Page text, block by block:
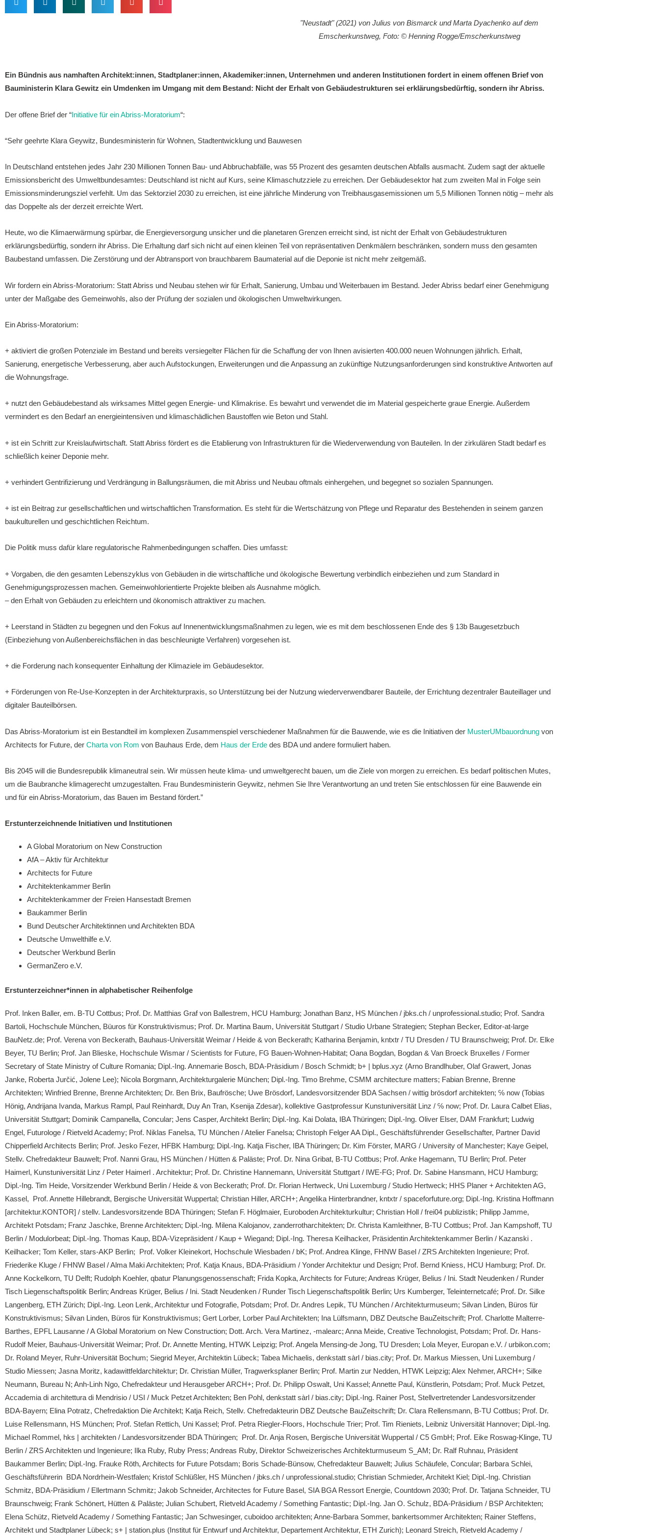
"Neustadt" (2021) von Julius von Bismarck und Marta Dyachenko auf dem
Emscherkunstweg, Foto: © Henning Rogge/Emscherkunstweg
Ein Bündnis aus namhaften Architekt:innen, Stadtplaner:innen, Akademiker:innen, Unternehmen und anderen Institutionen fordert in einem offenen Brief von
Bauministerin Klara Gewitz ein Umdenken im Umgang mit dem Bestand: Nicht der Erhalt von Gebäudestrukturen sei erklärungsbedürftig, sondern ihr Abriss.
Der offene Brief der “Initiative für ein Abriss-Moratorium“:
“Sehr geehrte Klara Geywitz, Bundesministerin für Wohnen, Stadtentwicklung und Bauwesen
In Deutschland entstehen jedes Jahr 230 Millionen Tonnen Bau- und Abbruchabfälle, was 55 Prozent des gesamten deutschen Abfalls ausmacht. Zudem sagt der aktuelle
Emissionsbericht des Umweltbundesamtes: Deutschland ist nicht auf Kurs, seine Klimaschutzziele zu erreichen. Der Gebäudesektor hat zum zweiten Mal in Folge sein
Emissionsminderungsziel verfehlt. Um das Sektorziel 2030 zu erreichen, ist eine jährliche Minderung von Treibhausgasemissionen um 5,5 Millionen Tonnen nötig – mehr als
das Doppelte als der derzeit erreichte Wert.
Heute, wo die Klimaerwärmung spürbar, die Energieversorgung unsicher und die planetaren Grenzen erreicht sind, ist nicht der Erhalt von Gebäudestrukturen
erklärungsbedürftig, sondern ihr Abriss. Die Erhaltung darf sich nicht auf einen kleinen Teil von repräsentativen Denkmälern beschränken, sondern muss den gesamten
Baubestand umfassen. Die Zerstörung und der Abtransport von brauchbarem Baumaterial auf die Deponie ist nicht mehr zeitgemäß.
Wir fordern ein Abriss-Moratorium: Statt Abriss und Neubau stehen wir für Erhalt, Sanierung, Umbau und Weiterbauen im Bestand. Jeder Abriss bedarf einer Genehmigung
unter der Maßgabe des Gemeinwohls, also der Prüfung der sozialen und ökologischen Umweltwirkungen.
Ein Abriss-Moratorium:
+ aktiviert die großen Potenziale im Bestand und bereits versiegelter Flächen für die Schaffung der von Ihnen avisierten 400.000 neuen Wohnungen jährlich. Erhalt,
Sanierung, energetische Verbesserung, aber auch Aufstockungen, Erweiterungen und die Anpassung an zukünftige Nutzungsanforderungen sind konstruktive Antworten auf
die Wohnungsfrage.
+ nutzt den Gebäudebestand als wirksames Mittel gegen Energie- und Klimakrise. Es bewahrt und verwendet die im Material gespeicherte graue Energie. Außerdem
vermindert es den Bedarf an energieintensiven und klimaschädlichen Baustoffen wie Beton und Stahl.
+ ist ein Schritt zur Kreislaufwirtschaft. Statt Abriss fördert es die Etablierung von Infrastrukturen für die Wiederverwendung von Bauteilen. In der zirkulären Stadt bedarf es
schließlich keiner Deponie mehr.
+ verhindert Gentrifizierung und Verdrängung in Ballungsräumen, die mit Abriss und Neubau oftmals einhergehen, und begegnet so sozialen Spannungen.
+ ist ein Beitrag zur gesellschaftlichen und wirtschaftlichen Transformation. Es steht für die Wertschätzung von Pflege und Reparatur des Bestehenden in seinem ganzen
baukulturellen und geschichtlichen Reichtum.
Die Politik muss dafür klare regulatorische Rahmenbedingungen schaffen. Dies umfasst:
+ Vorgaben, die den gesamten Lebenszyklus von Gebäuden in die wirtschaftliche und ökologische Bewertung verbindlich einbeziehen und zum Standard in
Genehmigungsprozessen machen. Gemeinwohlorientierte Projekte bleiben als Ausnahme möglich.
– den Erhalt von Gebäuden zu erleichtern und ökonomisch attraktiver zu machen.
+ Leerstand in Städten zu begegnen und den Fokus auf Innenentwicklungsmaßnahmen zu legen, wie es mit dem beschlossenen Ende des § 13b Baugesetzbuch
(Einbeziehung von Außenbereichsflächen in das beschleunigte Verfahren) vorgesehen ist.
+ die Forderung nach konsequenter Einhaltung der Klimaziele im Gebäudesektor.
+ Förderungen von Re-Use-Konzepten in der Architekturpraxis, so Unterstützung bei der Nutzung wiederverwendbarer Bauteile, der Errichtung dezentraler Bauteillager und
digitaler Bauteilbörsen.
Das Abriss-Moratorium ist ein Bestandteil im komplexen Zusammenspiel verschiedener Maßnahmen für die Bauwende, wie es die Initiativen der MusterUMbauordnung von
Architects for Future, der Charta von Rom von Bauhaus Erde, dem Haus der Erde des BDA und andere formuliert haben.
Bis 2045 will die Bundesrepublik klimaneutral sein. Wir müssen heute klima- und umweltgerecht bauen, um die Ziele von morgen zu erreichen. Es bedarf politischen Mutes,
um die Baubranche klimagerecht umzugestalten. Frau Bundesministerin Geywitz, nehmen Sie Ihre Verantwortung an und treten Sie entschlossen für eine Bauwende ein
und für ein Abriss-Moratorium, das Bauen im Bestand fördert.”
Erstunterzeichnende Initiativen und Institutionen
A Global Moratorium on New Construction
AfA – Aktiv für Architektur
Architects for Future
Architektenkammer Berlin
Architektenkammer der Freien Hansestadt Bremen
Baukammer Berlin
Bund Deutscher Architektinnen und Architekten BDA
Deutsche Umwelthilfe e.V.
Deutscher Werkbund Berlin
GermanZero e.V.
Erstunterzeichner*innen in alphabetischer Reihenfolge
Prof. Inken Baller, em. B-TU Cottbus; Prof. Dr. Matthias Graf von Ballestrem, HCU Hamburg; Jonathan Banz, HS München / jbks.ch / unprofessional.studio; Prof. Sandra
Bartoli, Hochschule München, Büuros für Konstruktivismus; Prof. Dr. Martina Baum, Universität Stuttgart / Studio Urbane Strategien; Stephan Becker, Editor-at-large
BauNetz.de; Prof. Verena von Beckerath, Bauhaus-Universität Weimar / Heide & von Beckerath; Katharina Benjamin, kntxtr / TU Dresden / TU Braunschweig; Prof. Dr. Elke
Beyer, TU Berlin; Prof. Jan Blieske, Hochschule Wismar / Scientists for Future, FG Bauen-Wohnen-Habitat; Oana Bogdan, Bogdan & Van Broeck Bruxelles / Former
Secretary of State Ministry of Culture Romania; Dipl.-Ing. Annemarie Bosch, BDA-Präsidium / Bosch Schmidt; b+ | bplus.xyz (Arno Brandlhuber, Olaf Grawert, Jonas
Janke, Roberta Jurčić, Jolene Lee); Nicola Borgmann, Architekturgalerie München; Dipl.-Ing. Timo Brehme, CSMM architecture matters; Fabian Brenne, Brenne
Architekten; Winfried Brenne, Brenne Architekten; Dr. Ben Brix, Baufrösche; Uwe Brösdorf, Landesvorsitzender BDA Sachsen / wittig brösdorf architekten; ℅ now (Tobias
Hönig, Andrijana Ivanda, Markus Rampl, Paul Reinhardt, Duy An Tran, Ksenija Zdesar), kollektive Gastprofessur Kunstuniversität Linz / ℅ now; Prof. Dr. Laura Calbet Elias,
Universität Stuttgart; Dominik Campanella, Concular; Jens Casper, Architekt Berlin; Dipl.-Ing. Kai Dolata, IBA Thüringen; Dipl.-Ing. Oliver Elser, DAM Frankfurt; Ludwig
Engel, Futurologe / Rietveld Academy; Prof. Niklas Fanelsa, TU München / Atelier Fanelsa; Christoph Felger AA Dipl., Geschäftsführender Gesellschafter, Partner David
Chipperfield Architects Berlin; Prof. Jesko Fezer, HFBK Hamburg; Dipl.-Ing. Katja Fischer, IBA Thüringen; Dr. Kim Förster, MARG / University of Manchester; Kaye Geipel,
Stellv. Chefredakteur Bauwelt; Prof. Nanni Grau, HS München / Hütten & Paläste; Prof. Dr. Nina Gribat, B-TU Cottbus; Prof. Anke Hagemann, TU Berlin; Prof. Peter
Haimerl, Kunstuniversität Linz / Peter Haimerl . Architektur; Prof. Dr. Christine Hannemann, Universität Stuttgart / IWE-FG; Prof. Dr. Sabine Hansmann, HCU Hamburg;
Dipl.-Ing. Tim Heide, Vorsitzender Werkbund Berlin / Heide & von Beckerath; Prof. Dr. Florian Hertweck, Uni Luxemburg / Studio Hertweck; HHS Planer + Architekten AG,
Kassel, Prof. Annette Hillebrandt, Bergische Universität Wuppertal; Christian Hiller, ARCH+; Angelika Hinterbrandner, kntxtr / spaceforfuture.org; Dipl.-Ing. Kristina Hoffmann
[architektur.KONTOR] / stellv. Landesvorsitzende BDA Thüringen; Stefan F. Höglmaier, Euroboden Architekturkultur; Christian Holl / frei04 publizistik; Philipp Jamme,
Architekt Potsdam; Franz Jaschke, Brenne Architekten; Dipl.-Ing. Milena Kalojanov, zanderrotharchitekten; Dr. Christa Kamleithner, B-TU Cottbus; Prof. Jan Kampshoff, TU
Berlin / Modulorbeat; Dipl.-Ing. Thomas Kaup, BDA-Vizepräsident / Kaup + Wiegand; Dipl.-Ing. Theresa Keilhacker, Präsidentin Architektenkammer Berlin / Kazanski .
Keilhacker; Tom Keller, stars-AKP Berlin; Prof. Volker Kleinekort, Hochschule Wiesbaden / bK; Prof. Andrea Klinge, FHNW Basel / ZRS Architekten Ingenieure; Prof.
Friederike Kluge / FHNW Basel / Alma Maki Architekten; Prof. Katja Knaus, BDA-Präsidium / Yonder Architektur und Design; Prof. Bernd Kniess, HCU Hamburg; Prof. Dr.
Anne Kockelkorn, TU Delft; Rudolph Koehler, qbatur Planungsgenossenschaft; Frida Kopka, Architects for Future; Andreas Krüger, Belius / Ini. Stadt Neudenken / Runder
Tisch Liegenschaftspolitik Berlin; Andreas Krüger, Belius / Ini. Stadt Neudenken / Runder Tisch Liegenschaftspolitik Berlin; Urs Kumberger, Teleinternetcafé; Prof. Dr. Silke
Langenberg, ETH Zürich; Dipl.-Ing. Leon Lenk, Architektur und Fotografie, Potsdam; Prof. Dr. Andres Lepik, TU München / Architekturmuseum; Silvan Linden, Büros für
Konstruktivismus; Silvan Linden, Büros für Konstruktivismus; Gert Lorber, Lorber Paul Architekten; Ina Lülfsmann, DBZ Deutsche BauZeitschrift; Prof. Charlotte Malterre-
Barthes, EPFL Lausanne / A Global Moratorium on New Construction; Dott. Arch. Vera Martinez, -malearc; Anna Meide, Creative Technologist, Potsdam; Prof. Dr. Hans-
Rudolf Meier, Bauhaus-Universität Weimar; Prof. Dr. Annette Menting, HTWK Leipzig; Prof. Angela Mensing-de Jong, TU Dresden; Lola Meyer, Europan e.V. / urbikon.com;
Dr. Roland Meyer, Ruhr-Universität Bochum; Siegrid Meyer, Architektin Lübeck; Tabea Michaelis, denkstatt sàrl / bias.city; Prof. Dr. Markus Miessen, Uni Luxemburg /
Studio Miessen; Jasna Moritz, kadawittfeldarchitektur; Dr. Christian Müller, Tragwerksplaner Berlin; Prof. Martin zur Nedden, HTWK Leipzig; Alex Nehmer, ARCH+; Silke
Neumann, Bureau N; Anh-Linh Ngo, Chefredakteur und Herausgeber ARCH+; Prof. Dr. Philipp Oswalt, Uni Kassel; Annette Paul, Künstlerin, Potsdam; Prof. Muck Petzet,
Accademia di architettura di Mendrisio / USI / Muck Petzet Architekten; Ben Pohl, denkstatt sàrl / bias.city; Dipl.-Ing. Rainer Post, Stellvertretender Landesvorsitzender
BDA-Bayern; Elina Potratz, Chefredaktion Die Architekt; Katja Reich, Stellv. Chefredakteurin DBZ Deutsche BauZeitschrift; Dr. Clara Rellensmann, B-TU Cottbus; Prof. Dr.
Luise Rellensmann, HS München; Prof. Stefan Rettich, Uni Kassel; Prof. Petra Riegler-Floors, Hochschule Trier; Prof. Tim Rieniets, Leibniz Universität Hannover; Dipl.-Ing.
Michael Rommel, hks | architekten / Landesvorsitzender BDA Thüringen; Prof. Dr. Anja Rosen, Bergische Universität Wuppertal / C5 GmbH; Prof. Eike Roswag-Klinge, TU
Berlin / ZRS Architekten und Ingenieure; Ilka Ruby, Ruby Press; Andreas Ruby, Direktor Schweizerisches Architekturmuseum S_AM; Dr. Ralf Ruhnau, Präsident
Baukammer Berlin; Dipl.-Ing. Frauke Röth, Architects for Future Potsdam; Boris Schade-Bünsow, Chefredakteur Bauwelt; Julius Schäufele, Concular; Barbara Schlei,
Geschäftsführerin BDA Nordrhein-Westfalen; Kristof Schlüßler, HS München / jbks.ch / unprofessional.studio; Christian Schmieder, Architekt Kiel; Dipl.-Ing. Christian
Schmitz, BDA-Präsidium / Ellertmann Schmitz; Jakob Schneider, Architectes for Future Basel, SIA BGA Ressort Energie, Countdown 2030; Prof. Dr. Tatjana Schneider, TU
Braunschweig; Frank Schönert, Hütten & Paläste; Julian Schubert, Rietveld Academy / Something Fantastic; Dipl.-Ing. Jan O. Schulz, BDA-Präsidium / BSP Architekten;
Elena Schütz, Rietveld Academy / Something Fantastic; Jan Schwesinger, cuboidoo architekten; Anne-Barbara Sommer, bankertsommer Architekten; Rainer Steffens,
Architekt und Stadtplaner Lübeck; s+ | station.plus (Institut für Entwurf und Architektur, Departement Architektur, ETH Zurich); Leonard Streich, Rietveld Academy /